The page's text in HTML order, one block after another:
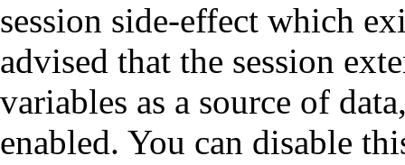
session side-effect which
advised that the session
variables as a source of
enabled. You can disable